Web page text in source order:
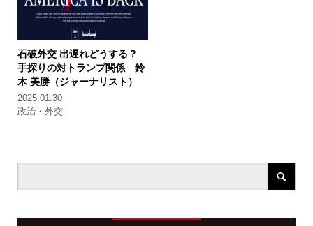
石破外交 出遅れどうする？
手探りの対トランプ関係 鈴
木 美勝（ジャーナリスト）
2025.01.30
政治・外交